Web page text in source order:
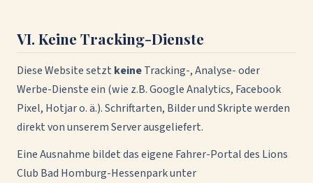
VI. Keine Tracking-Dienste
Diese Website setzt keineTracking-, Analyse- oder
Werbe-Dienste ein (wie z.B. Google Analytics, Facebook
Pixel, Hotjar o. ä.). Schriftarten, Bilder und Skripte werden
direkt von unserem Server ausgeliefert.
Eine Ausnahme bildet das eigene Fahrer-Portal des Lions
Club Bad Homburg-Hessenpark unter